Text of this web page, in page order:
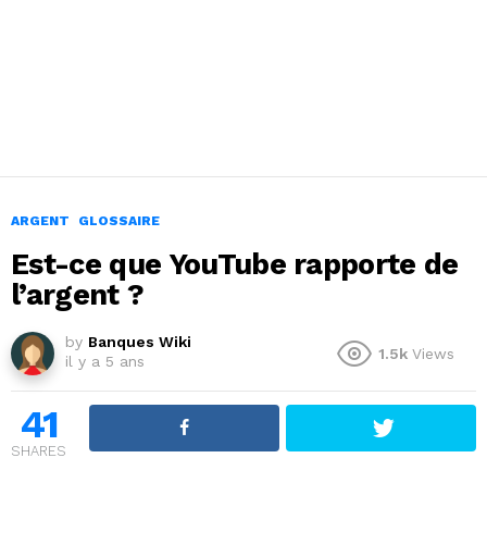
ARGENT GLOSSAIRE
Est-ce que YouTube rapporte de
l’argent ?
by Banques Wiki
il y a 5 ans
1.5k Views
41
SHARES